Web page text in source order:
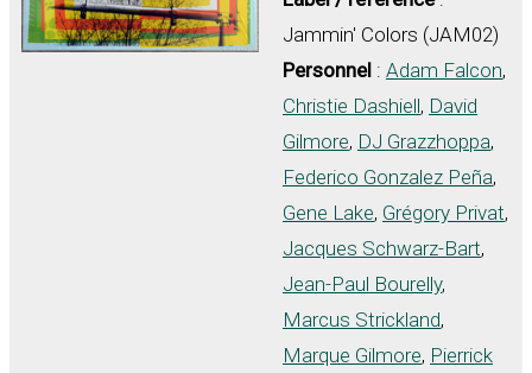
Jammin' Colors (JAM02)
Personnel : Adam Falcon,
Christie Dashiell, David
Gilmore, DJ Grazzhoppa,
Federico Gonzalez Peña,
Gene Lake, Grégory Privat,
Jacques Schwarz-Bart,
Jean-Paul Bourelly,
Marcus Strickland,
Marque Gilmore, Pierrick